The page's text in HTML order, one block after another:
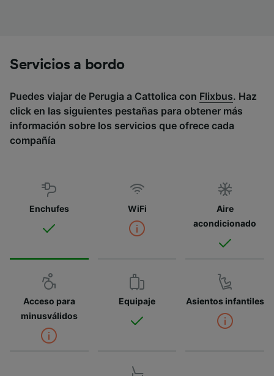
Servicios a bordo
Puedes viajar de Perugia a Cattolica con Flixbus. Haz
click en las siguientes pestañas para obtener más
información sobre los servicios que ofrece cada
compañía
Enchufes WiFi
Aire
acondicionado
Acceso para
minusválidos
Equipaje Asientos infantiles